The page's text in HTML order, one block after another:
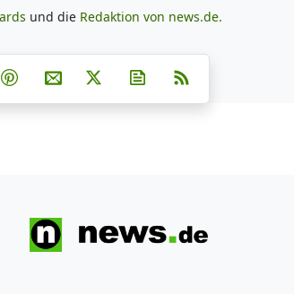
und die Redaktion von news.de.
hinzufügen
Teilen auf Facebook
Teilen auf Whatsapp
Teilen auf Telegram
Teilen auf Pinterest
Per E-Mail teilen
Post auf XNewsletter abonnieren